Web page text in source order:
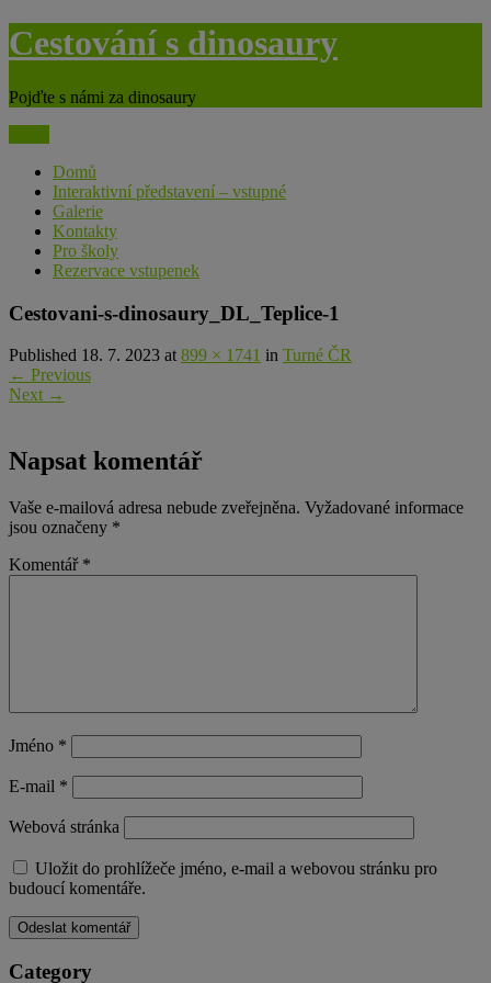
Skip
to
Cestování s dinosaury
Pojďte s námi za dinosaury
Domů
Interaktivní představení – vstupné
Galerie
Kontakty
Pro školy
Rezervace vstupenek
Cestovani-s-dinosaury_DL_Teplice-1
Published 18. 7. 2023 at 899 × 1741 in Turné ČR
← Previous
Next →
Napsat komentář
Vaše e-mailová adresa nebude zveřejněna. Vyžadované informace
jsou označeny *
Komentář *
Jméno *
E-mail *
Webová stránka
Uložit do prohlížeče jméno, e-mail a webovou stránku pro
budoucí komentáře.
Category